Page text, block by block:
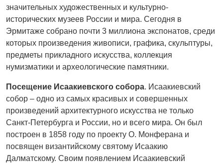
значительных художественных и культурно-
исторических музеев России и мира. Сегодня в
Эрмитаже собрано почти 3 миллиона экспонатов, среди
которых произведения живописи, графика, скульптуры,
предметы прикладного искусства, коллекция
нумизматики и археологические памятники.
Посещение Исаакиевского собора. Исаакиевский
собор – одно из самых красивых и совершенных
произведений архитектурного искусства не только
Санкт-Петербурга и России, но и всего мира. Он был
построен в 1858 году по проекту О. Монферана и
посвящен византийскому святому Исаакию
Далматскому. Своим появлением Исаакиевский